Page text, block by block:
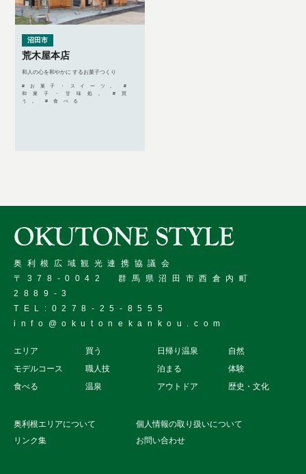
沼田市
荒木屋本店
和人の心を和やかに するお菓子つくり
#お菓子・スイーツ, #
和菓子・甘味処, #買
う, #食べる
奥利根広域観光連携協議会
〒378-0042 群馬県沼田市西倉内町
2889-3
TEL:0278-25-8555
info@okutonekankou.com
エリア
モデルコース
食べる
買う
職人技
温泉
日帰り温泉
泊まる
アウトドア
自然
体験
歴史・文化
奥利根エリアについて
個人情報の取り扱いについて
リンク集
お問い合わせ